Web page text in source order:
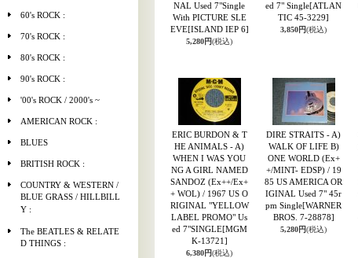
60's ROCK :
70's ROCK :
80's ROCK :
90's ROCK :
'00's ROCK / 2000's ~
AMERICAN ROCK :
BLUES
BRITISH ROCK :
COUNTRY & WESTERN /
BLUE GRASS / HILLBILL
Y :
The BEATLES & RELATE
D THINGS :
NAL Used 7"Single
With PICTURE SLE
EVE[ISLAND IEP 6]
5,280円(税込)
ed 7" Single[ATLAN
TIC 45-3229]
3,850円(税込)
ERIC BURDON & T
HE ANIMALS - A)
WHEN I WAS YOU
NG A GIRL NAMED
SANDOZ (Ex++/Ex+
+ WOL) / 1967 US O
RIGINAL "YELLOW
LABEL PROMO" Us
ed 7"SINGLE[MGM
K-13721]
6,380円(税込)
DIRE STRAITS - A)
WALK OF LIFE B)
ONE WORLD (Ex+
+/MINT- EDSP) / 19
85 US AMERICA OR
IGINAL Used 7" 45r
pm Single[WARNER
BROS. 7-28878]
5,280円(税込)